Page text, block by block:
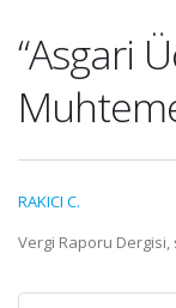
“Asgari
RAKICI C.
Vergi Raporu Dergisi,